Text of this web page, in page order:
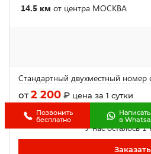
14.5 км от центра МОСКВА
Стандартный двухместный номер
от2 200 ₽ цена за 1 сутки
У нас осталось
Заказать
Позвонить
бесплатно
Написать
в